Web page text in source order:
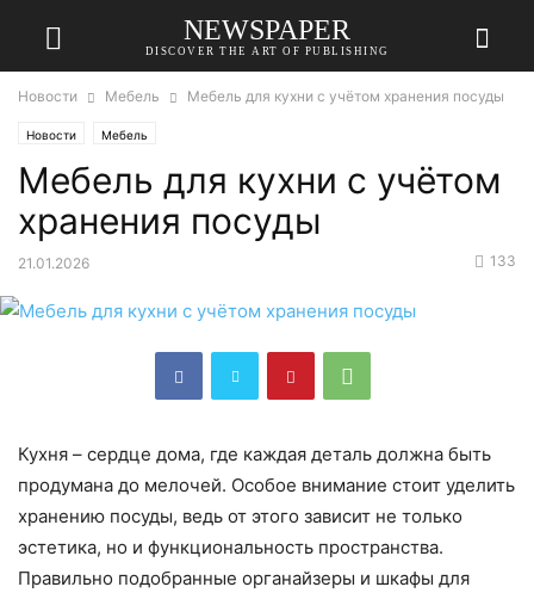
NEWSPAPER
DISCOVER THE ART OF PUBLISHING
Новости Мебель Мебель для кухни с учётом хранения посуды
Новости Мебель
Мебель для кухни с учётом
хранения посуды
21.01.2026 133
Кухня – сердце дома, где каждая деталь должна быть
продумана до мелочей. Особое внимание стоит уделить
хранению посуды, ведь от этого зависит не только
эстетика, но и функциональность пространства.
Правильно подобранные органайзеры и шкафы для